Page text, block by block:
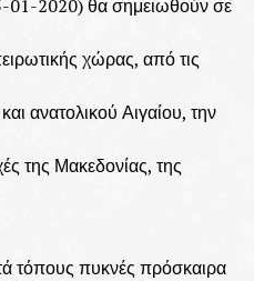
01-2020) θα σημειωθούν σε
χώρας, από τις
ανατολικού Αιγαίου, την
της Μακεδονίας, της
τόπους πυκνές πρόσκαιρα